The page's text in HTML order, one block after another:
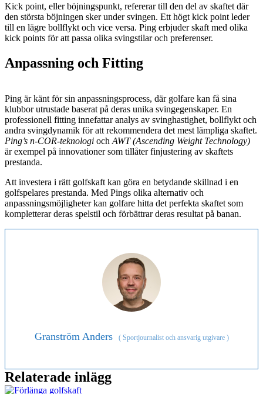
Kick point, eller böjningspunkt, refererar till den del av skaftet där
den största böjningen sker under svingen. Ett högt kick point leder
till en lägre bollflykt och vice versa. Ping erbjuder skaft med olika
kick points för att passa olika svingstilar och preferenser.
Anpassning och Fitting
Ping är känt för sin anpassningsprocess, där golfare kan få sina
klubbor utrustade baserat på deras unika svingegenskaper. En
professionell fitting innefattar analys av svinghastighet, bollflykt och
andra svingdynamik för att rekommendera det mest lämpliga skaftet.
Ping’s n-COR-teknologi och AWT (Ascending Weight Technology)
är exempel på innovationer som tillåter finjustering av skaftets
prestanda.
Att investera i rätt golfskaft kan göra en betydande skillnad i en
golfspelares prestanda. Med Pings olika alternativ och
anpassningsmöjligheter kan golfare hitta det perfekta skaftet som
kompletterar deras spelstil och förbättrar deras resultat på banan.
Granström Anders (Sportjournalist och ansvarig utgivare )
Relaterade inlägg